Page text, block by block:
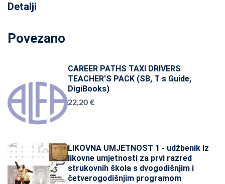
Detalji
Povezano
CAREER PATHS TAXI DRIVERS
TEACHER'S PACK (SB, T s Guide,
DigiBooks)
22,20 €
LIKOVNA UMJETNOST 1 - udžbenik iz
likovne umjetnosti za prvi razred
strukovnih škola s dvogodišnjim i
četverogodišnjim programom